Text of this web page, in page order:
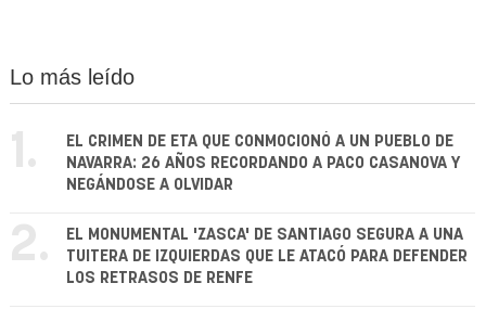
Lo más leído
1.
EL CRIMEN DE ETA QUE CONMOCIONÓ A UN PUEBLO DE
NAVARRA: 26 AÑOS RECORDANDO A PACO CASANOVA Y
NEGÁNDOSE A OLVIDAR
2.
EL MONUMENTAL 'ZASCA' DE SANTIAGO SEGURA A UNA
TUITERA DE IZQUIERDAS QUE LE ATACÓ PARA DEFENDER
LOS RETRASOS DE RENFE